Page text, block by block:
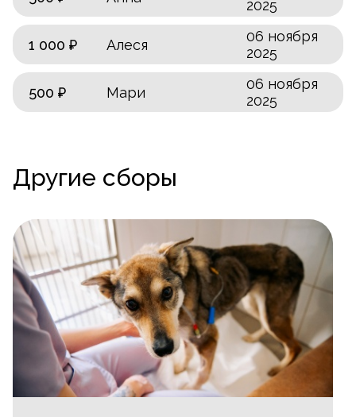
2025
1 000 ₽ Алеся
06 ноября
2025
500 ₽ Мари
06 ноября
2025
Другие сборы